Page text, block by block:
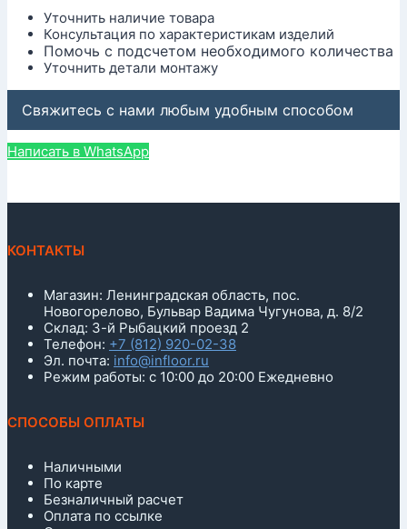
Уточнить наличие товара
Консультация по характеристикам изделий
Помочь с подсчетом необходимого количества
Уточнить детали монтажу
Свяжитесь с нами любым удобным способом
Написать в WhatsApp
КОНТАКТЫ
Магазин: Ленинградская область, пос.
Новогорелово, Бульвар Вадима Чугунова, д. 8/2
Склад: 3-й Рыбацкий проезд 2
Телефон: +7 (812) 920-02-38
Эл. почта: info@infloor.ru
Режим работы: с 10:00 до 20:00 Ежедневно
СПОСОБЫ ОПЛАТЫ
Наличными
По карте
Безналичный расчет
Оплата по ссылке